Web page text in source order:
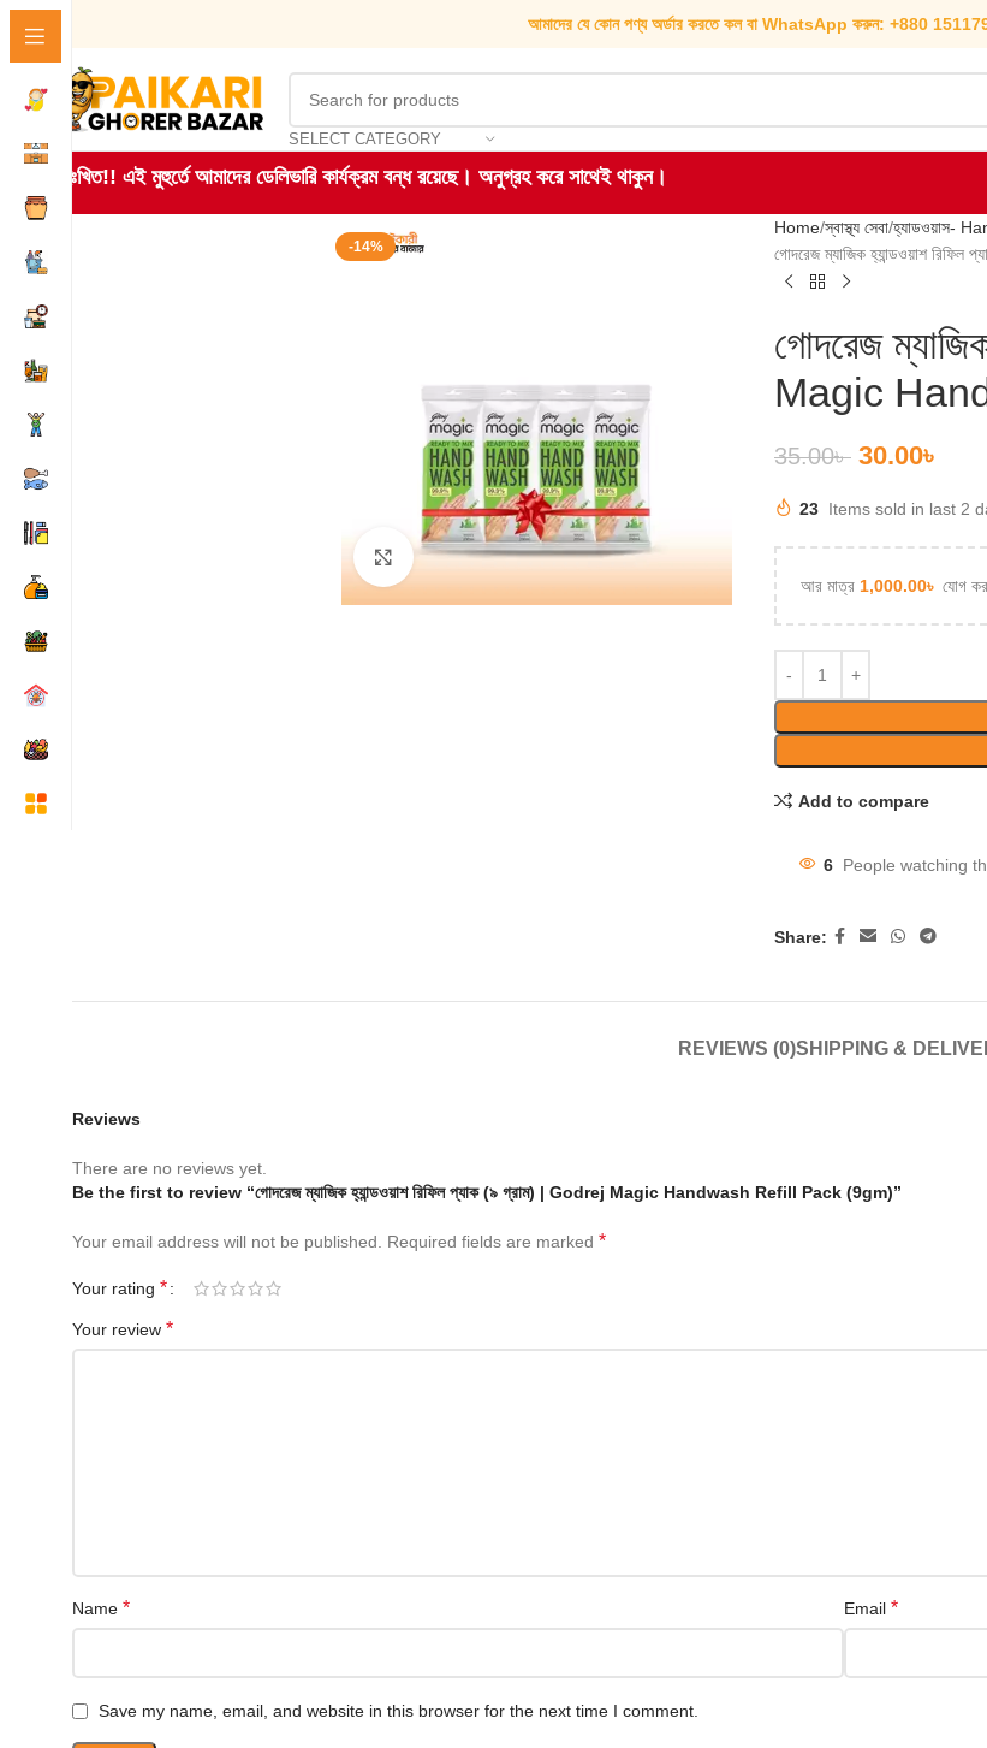
আমাদের যে কোন পণ্য অর্ডার করতে কল বা WhatsApp করুন: +880
SELECT CATEGORY
দুঃখিত!! এই মুহুর্তে আমাদের ডেলিভারি কার্যক্রম বন্ধ রয়েছে। অনুগ্রহ করে সাথেই থাকুন।
-14%
Click to enlarge
Home স্বাস্থ্য সেবা হ্যাডওয়াস-
গোদরেজ ম্যাজিক হ্যান্ডওয়াশ
গোদরেজ
Magic
35.00৳ 30.00৳
23 Items sold in last 2
আর মাত্র 1,000.00৳ যোগ
Add to compare
6 People watching
Share:
REVIEWS (0)SHIPPING &
Reviews
There are no reviews yet.
Be the first to review “গোদরেজ ম্যাজিক হ্যান্ডওয়াশ রিফিল প্যাক (৯ গ্রাম) | Godrej Magic Handwash Refill Pack (9gm)”
Your email address will not be published. Required fields are marked *
Your rating *
Your review *
Name * Email *
Save my name, email, and website in this browser for the next time I comment.